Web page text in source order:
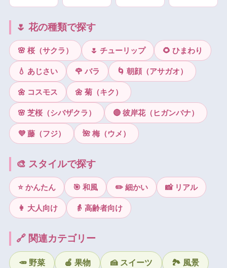
🌷 花の種類で探す
🌸 桜（サクラ） 🌷 チューリップ 🌻 ひまわり
💧 あじさい 🌹 バラ 🌀 朝顔（アサガオ）
🌼 コスモス 🌼 菊（キク）
🌸 芝桜（シバザクラ） 🔴 彼岸花（ヒガンバナ）
💜 藤（フジ） 🌺 梅（ウメ）
🎨 スタイルで探す
⭐ かんたん 🎯 和風 ✏️ 細かい 📸 リアル
👩 大人向け 👵 高齢者向け
🔗 関連カテゴリー
🥕 野菜 🍎 果物 🍰 スイーツ 🏞 風景